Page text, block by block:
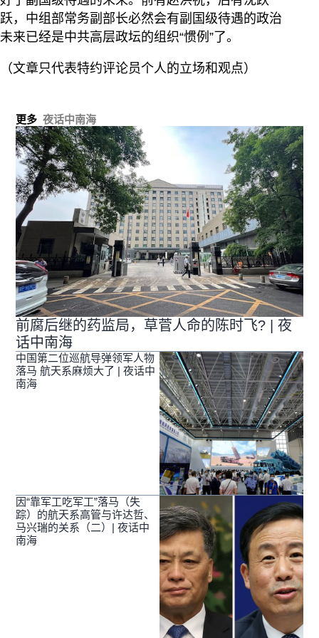
跃，中组部常务副部长必然会有副国级待遇的政治
未来已经是中共高层政坛的组织“惯例”了。
（文章只代表特约评论员个人的立场和观点）
更多 夜话中南海
前腐后继的药监局，草菅人命的陈时飞? | 夜
话中南海
中国第二位巡航导弹领军人物
落马 航天系麻烦大了 | 夜话中
南海
因“靠军工吃军工”落马（失
踪）的航天系高管与许达哲、
马兴瑞的关系（二）| 夜话中
南海